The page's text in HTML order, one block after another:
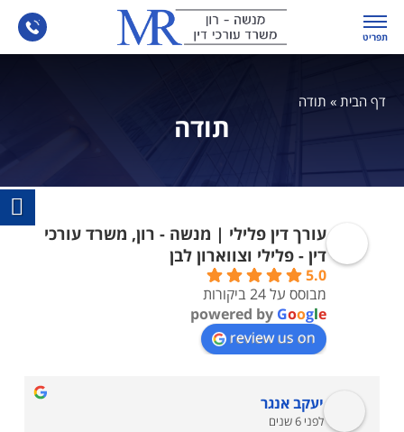
תפריט
דף הבית » תודה
תודה
עורך דין פלילי | מנשה - רון, משרד עורכי
דין - פלילי וצווארון לבן
5.0
מבוסס על 24 ביקורות
powered by Google
review us on
יעקב אנגר
לפני 6 שנים